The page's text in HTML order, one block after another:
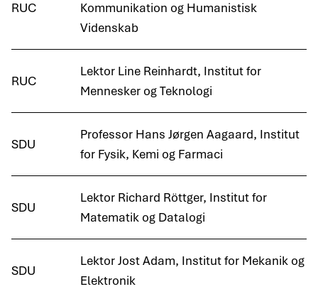
RUC
Kommunikation og Humanistisk
Videnskab
RUC
Lektor Line Reinhardt, Institut for
Mennesker og Teknologi
SDU
Professor Hans Jørgen Aagaard, Institut
for Fysik, Kemi og Farmaci
SDU
Lektor Richard Röttger, Institut for
Matematik og Datalogi
SDU
Lektor Jost Adam, Institut for Mekanik og
Elektronik